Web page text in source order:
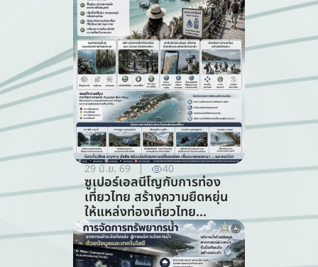
29 มิ.ย. 69 40
ซูเปอร์เอลนีโญกับการท่อง
เที่ยวไทย สร้างความยืดหยุ่น
ให้แหล่งท่องเที่ยวไทย
ท่ามกลางความท้าทายจาก
สภาพภูมิอากาศ (สาขาการ
ท่องเที่ยว)